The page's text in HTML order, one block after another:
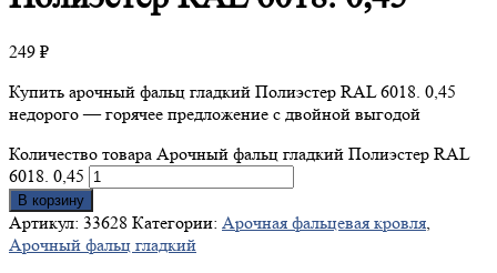
249 ₽
Купить арочный фальц гладкий Полиэстер RAL 6018. 0,45
недорого — горячее предложение с двойной выгодой
Количество товара Арочный фальц гладкий Полиэстер RAL
6018. 0,45
В корзину
Артикул: 33628 Категории: Арочная фальцевая кровля,
Арочный фальц гладкий